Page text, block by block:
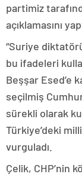
partimiz
açıklamasını
“Suriye
bu ifadeleri
Beşşar Esed’e
seçilmiş
sürekli olarak
Türkiye’deki
vurguladı.
Çelik, CHP’nin